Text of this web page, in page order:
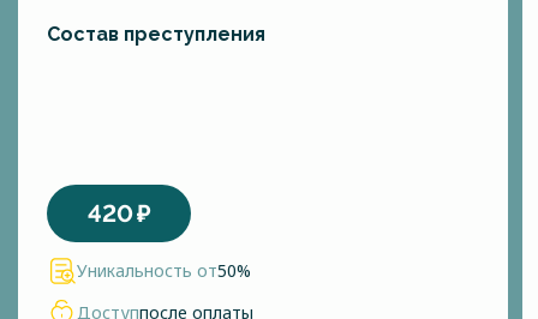
Cостав преступления
420₽
Уникальность от50%
Доступпосле оплаты